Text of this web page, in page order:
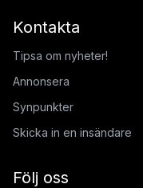
Kontakta
Tipsa om nyheter!
Annonsera
Synpunkter
Skicka in en insändare
Följ oss